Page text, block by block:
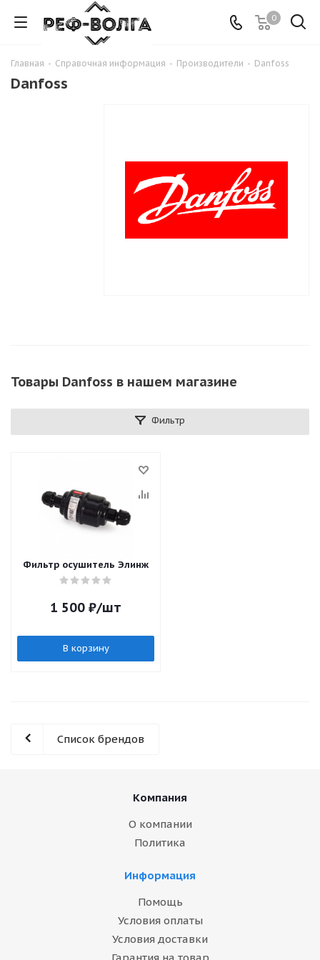
0
Главная - Справочная информация - Производители - Danfoss
Danfoss
Товары Danfoss в нашем магазине
Фильтр
Фильтр осушитель Элинж
1 500 ₽/шт
В корзину
Список брендов
Компания
О компании
Политика
Информация
Помощь
Условия оплаты
Условия доставки